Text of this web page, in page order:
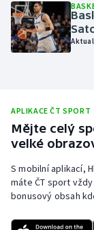
Parasport
Plavání
Ragby
Rychlobruslení
Rychlostní
Short track
APLIKACE ČT SPORT
Mějte celý
velké
S mobilní aplikací,
máte ČT sport
bonusový obsah